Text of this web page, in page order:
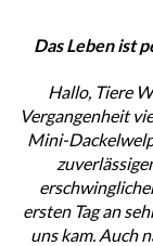
Das Leben ist
Hallo, Tiere
Vergangenheit
Mini-
ersten Tag an
uns kam. Auch